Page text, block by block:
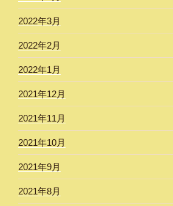
2022年3月
2022年2月
2022年1月
2021年12月
2021年11月
2021年10月
2021年9月
2021年8月